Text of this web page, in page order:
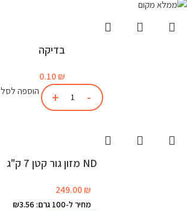
בדיקה
0.10 ₪
הוספה לסל
ND מזון גור קטן 7 ק"ג
249.00 ₪
מחיר ל-100 גרם: ₪3.56